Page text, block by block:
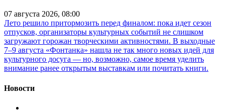
07 августа 2026, 08:00
Лето решило притормозить перед финалом: пока идет сезон
отпусков, организаторы культурных событий не слишком
загружают горожан творческими активностями. В выходные
7–9 августа «Фонтанка» нашла не так много новых идей для
культурного досуга — но, возможно, самое время уделить
внимание ранее открытым выставкам или почитать книги.
Новости